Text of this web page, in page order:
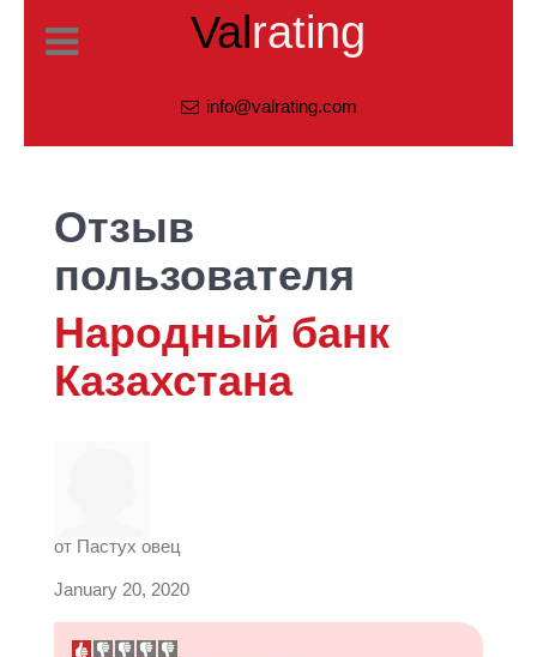
Valrating
info@valrating.com
Отзыв
пользователя
Народный банк
Казахстана
от Пастух овец
January 20, 2020